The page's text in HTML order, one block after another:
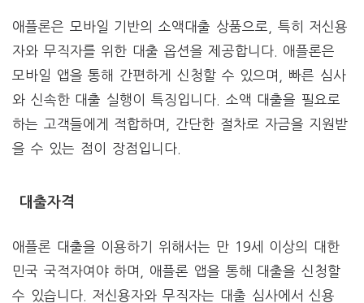
애플론은 모바일 기반의 소액대출 상품으로, 특히 저신용
자와 무직자를 위한 대출 옵션을 제공합니다. 애플론은
모바일 앱을 통해 간편하게 신청할 수 있으며, 빠른 심사
와 신속한 대출 실행이 특징입니다. 소액 대출을 필요로
하는 고객들에게 적합하며, 간단한 절차로 자금을 지원받
을 수 있는 점이 장점입니다.
대출자격
애플론 대출을 이용하기 위해서는 만 19세 이상의 대한
민국 국적자여야 하며, 애플론 앱을 통해 대출을 신청할
수 있습니다. 저신용자와 무직자는 대출 심사에서 신용